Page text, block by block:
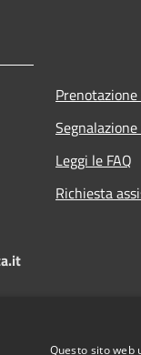
Leggi le FAQ
Richiesta
Questo sito